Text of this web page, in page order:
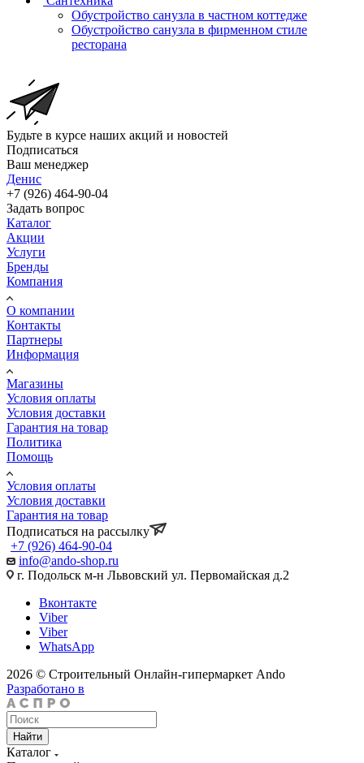
Обустройство санузла в частном коттедже
Обустройство санузла в фирменном стиле
ресторана
Будьте в курсе наших акций и новостей
Подписаться
Ваш менеджер
Денис
+7 (926) 464-90-04
Задать вопрос
Каталог
Акции
Услуги
Бренды
Компания
О компании
Контакты
Партнеры
Информация
Магазины
Условия оплаты
Условия доставки
Гарантия на товар
Политика
Помощь
Условия оплаты
Условия доставки
Гарантия на товар
Подписаться на рассылку
+7 (926) 464-90-04
info@ando-shop.ru
г. Подольск м-н Львовский ул. Первомайская д.2
Вконтакте
Viber
Viber
WhatsApp
2026 © Строительный Онлайн-гипермаркет Ando
Разработано в
Найти
Каталог